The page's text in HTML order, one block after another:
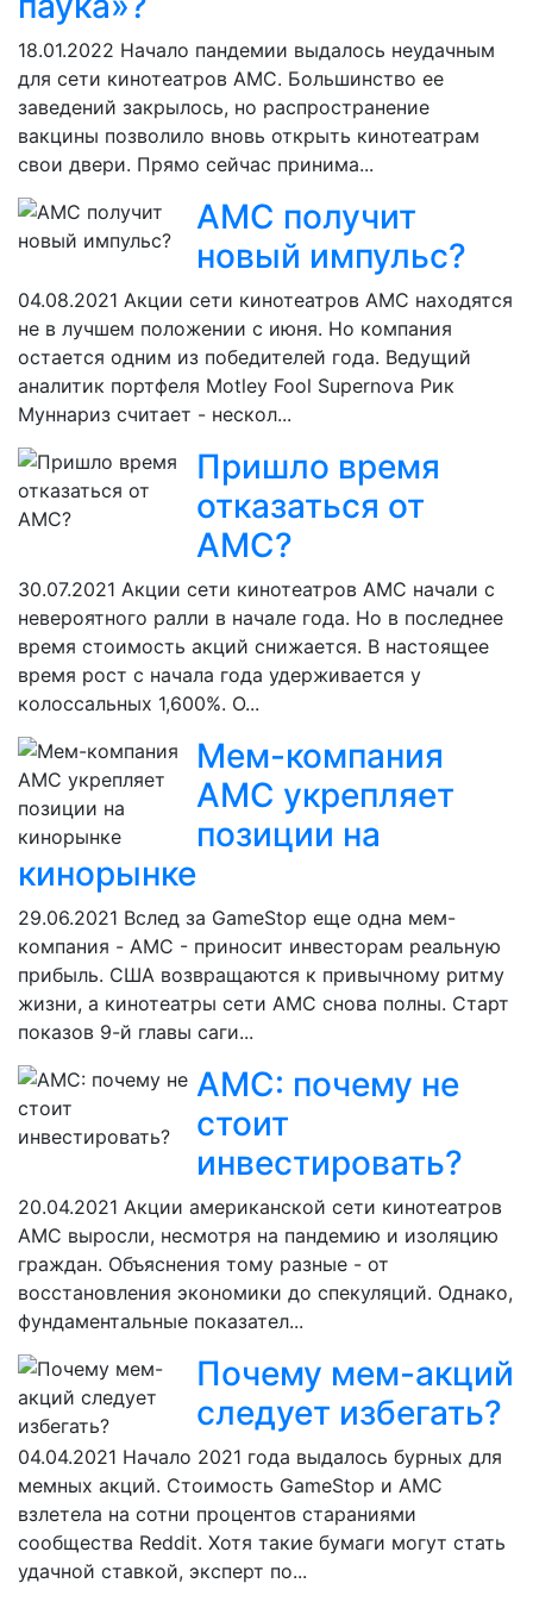
18.01.2022 Начало пандемии выдалось неудачным
для сети кинотеатров AMC. Большинство ее
заведений закрылось, но распространение
вакцины позволило вновь открыть кинотеатрам
свои двери. Прямо сейчас принима...
AMC получит
новый импульс?
04.08.2021 Акции сети кинотеатров AMC находятся
не в лучшем положении с июня. Но компания
остается одним из победителей года. Ведущий
аналитик портфеля Motley Fool Supernova Рик
Муннариз считает - нескол...
Пришло время
отказаться от
AMC?
30.07.2021 Акции сети кинотеатров AMC начали с
невероятного ралли в начале года. Но в последнее
время стоимость акций снижается. В настоящее
время рост с начала года удерживается у
колоссальных 1,600%. О...
Мем-компания
AMC укрепляет
позиции на
кинорынке
29.06.2021 Вслед за GameStop еще одна мем-
компания - AMC - приносит инвесторам реальную
прибыль. США возвращаются к привычному ритму
жизни, а кинотеатры сети AMC снова полны. Старт
показов 9-й главы саги...
AMC: почему не
стоит
инвестировать?
20.04.2021 Акции американской сети кинотеатров
AMC выросли, несмотря на пандемию и изоляцию
граждан. Объяснения тому разные - от
восстановления экономики до спекуляций. Однако,
фундаментальные показател...
Почему мем-акций
следует избегать?
04.04.2021 Начало 2021 года выдалось бурных для
мемных акций. Стоимость GameStop и AMC
взлетела на сотни процентов стараниями
сообщества Reddit. Хотя такие бумаги могут стать
удачной ставкой, эксперт по...